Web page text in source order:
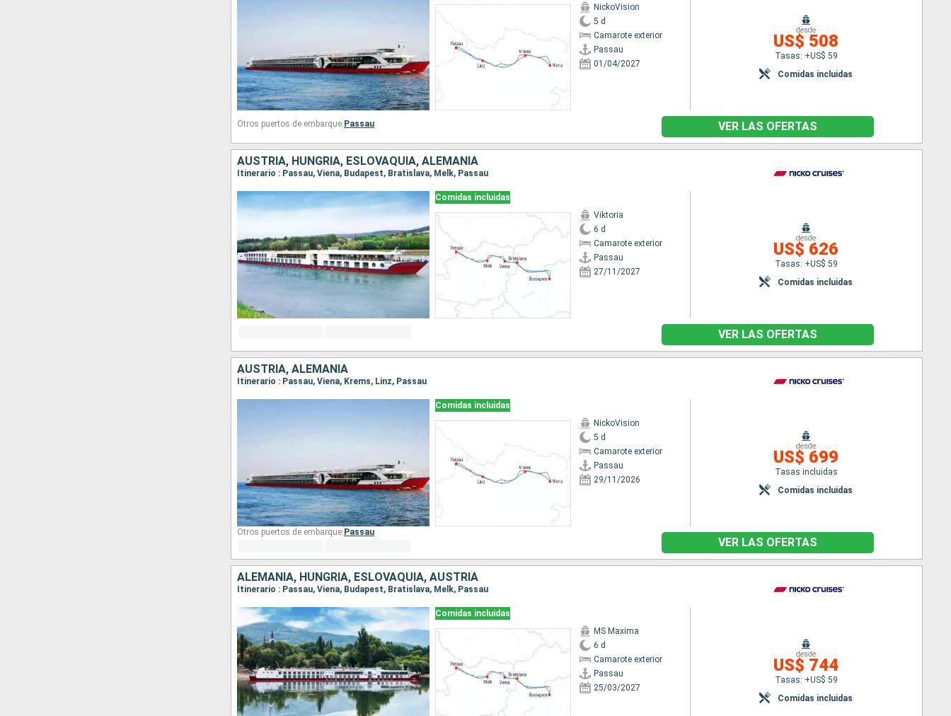
NickoVision
5 d
Camarote exterior
Passau
01/04/2027
desde
US$ 508
Tasas: +US$ 59
Comidas incluidas
Otros puertos de embarque: Passau VER LAS OFERTAS
AUSTRIA, HUNGRÍA, ESLOVAQUIA, ALEMANIA
Itinerario : Passau, Viena, Budapest, Bratislava, Melk, Passau
Comidas incluidas
Viktoria
6 d
Camarote exterior
Passau
27/11/2027
desde
US$ 626
Tasas: +US$ 59
Comidas incluidas
VER LAS OFERTAS
AUSTRIA, ALEMANIA
Itinerario : Passau, Viena, Krems, Linz, Passau
Comidas incluidas
NickoVision
5 d
Camarote exterior
Passau
29/11/2026
desde
US$ 699
Tasas incluidas
Comidas incluidas
Otros puertos de embarque: Passau
VER LAS OFERTAS
ALEMANIA, HUNGRÍA, ESLOVAQUIA, AUSTRIA
Itinerario : Passau, Viena, Budapest, Bratislava, Melk, Passau
Comidas incluidas
MS Maxima
6 d
Camarote exterior
Passau
25/03/2027
desde
US$ 744
Tasas: +US$ 59
Comidas incluidas